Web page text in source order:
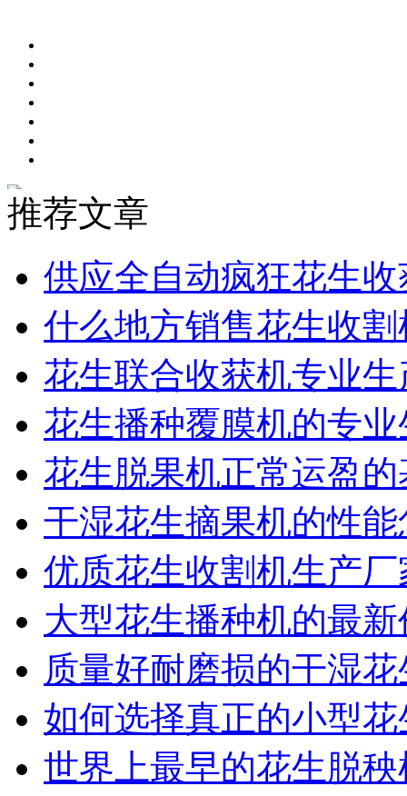
推荐文章
供应全自动疯狂花生收
什么地方销售花生收
花生联合收获机专业
花生播种覆膜机的专
花生脱果机正常运盈
干湿花生摘果机的性
优质花生收割机生产厂
大型花生播种机的最新
质量好耐磨损的干湿
如何选择真正的小型
世界上最早的花生脱